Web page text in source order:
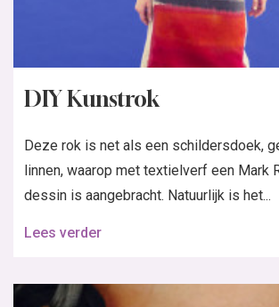
DIY Kunstrok
Deze rok is net als een schildersdoek,
linnen, waarop met textielverf een Mark
dessin is aangebracht. Natuurlijk is het...
Lees verder